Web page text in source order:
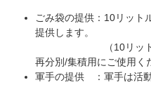
ごみ袋の提供：10リット
提供します。
（10リットル袋は
再分別/集積用にご使用く
軍手の提供 ：軍手は活